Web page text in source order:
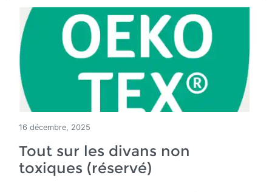
16 décembre, 2025
Tout sur les divans non
toxiques (réservé)